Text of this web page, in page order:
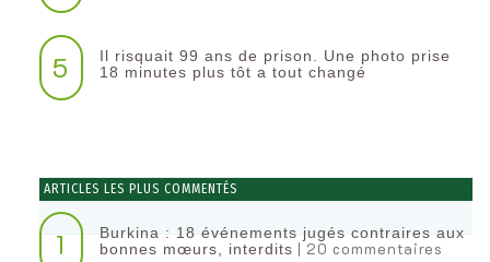
5
Il risquait 99 ans de prison. Une photo prise
18 minutes plus tôt a tout changé
ARTICLES LES PLUS COMMENTÉS
1
Burkina : 18 événements jugés contraires aux
bonnes mœurs, interdits | 20 commentaires